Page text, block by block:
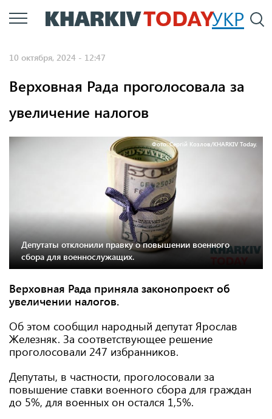
Перейти
к
УКР
10 октября, 2024 - 12:47
Верховная Рада проголосовала за
увеличение налогов
Фото: Сергій Козлов/KHARKIV Today.
Депутаты отклонили правку о повышении военного
сбора для военнослужащих.
Верховная Рада приняла законопроект об
увеличении налогов.
Об этом сообщил народный депутат Ярослав
Железняк. За соответствующее решение
проголосовали 247 избранников.
Депутаты, в частности, проголосовали за
повышение ставки военного сбора для граждан
до 5%, для военных он остался 1,5%.